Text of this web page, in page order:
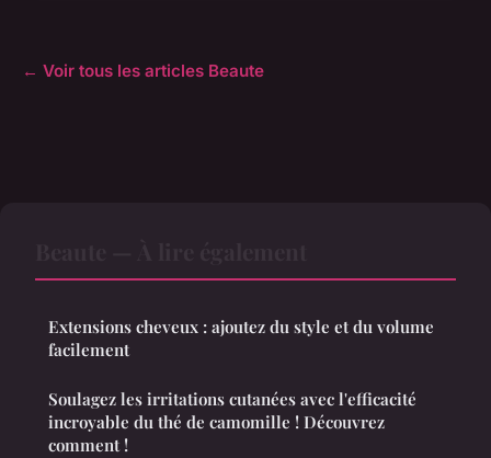
← Voir tous les articles Beaute
Extensions cheveux : ajoutez du style et du volume
facilement
Soulagez les irritations cutanées avec l'efficacité
incroyable du thé de camomille ! Découvrez
comment !